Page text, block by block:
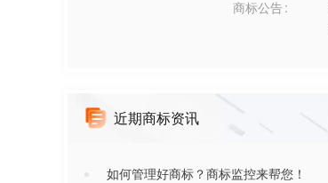
商标公告
近期商标资讯
如何管理好商标？商标监控来帮您！